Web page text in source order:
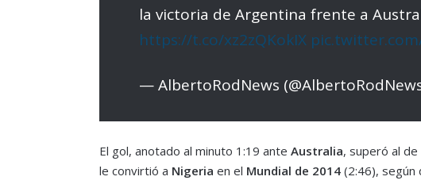
la victoria de Argentina frente a
https://t.co/xz2zQKokIX
— AlbertoRodNews
El gol, anotado al minuto 1:19 ante Australia, superó al de
le convirtió a Nigeria en el Mundial de 2014(2:46), según